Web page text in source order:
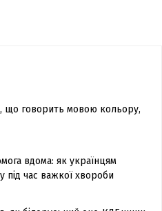
що говорить мовою кольору,
вдома: як українцям
під час важкої хвороби